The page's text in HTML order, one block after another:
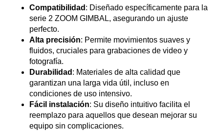
Compatibilidad : Diseñado específicamente para la
serie 2 ZOOM GIMBAL, asegurando un ajuste
perfecto.
Alta precisión: Permite movimientos suaves y
fluidos, cruciales para grabaciones de video y
fotografía.
Durabilidad : Materiales de alta calidad que
garantizan una larga vida útil, incluso en
condiciones de uso intensivo.
Fácil instalación: Su diseño intuitivo facilita el
reemplazo para aquellos que desean mejorar su
equipo sin complicaciones.